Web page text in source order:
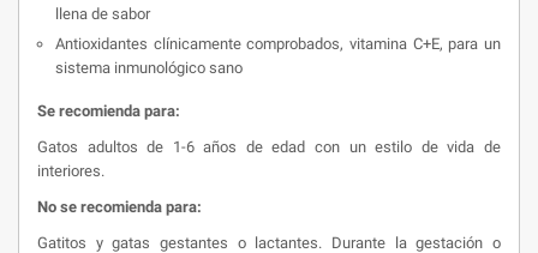
llena de sabor
Antioxidantes clínicamente comprobados, vitamina C+E, para un
sistema inmunológico sano
Se recomienda para:
Gatos adultos de 1-6 años de edad con un estilo de vida de
interiores.
No se recomienda para:
Gatitos y gatas gestantes o lactantes. Durante la gestación o